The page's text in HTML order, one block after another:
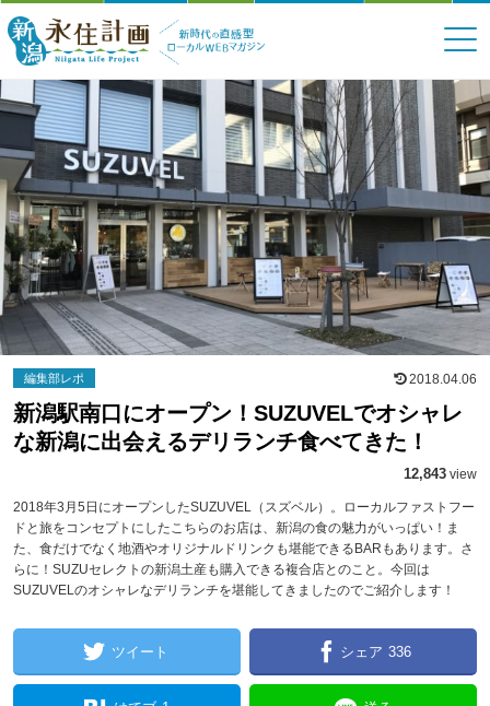
編集部レポ 2018.04.06
新潟駅南口にオープン！SUZUVELでオシャレ
な新潟に出会えるデリランチ食べてきた！
12,843 view
2018年3月5日にオープンしたSUZUVEL（スズベル）。ローカルファストフー
ドと旅をコンセプトにしたこちらのお店は、新潟の食の魅力がいっぱい！ま
た、食だけでなく地酒やオリジナルドリンクも堪能できるBARもあります。さ
らに！SUZUセレクトの新潟土産も購入できる複合店とのこと。今回は
SUZUVELのオシャレなデリランチを堪能してきましたのでご紹介します！
ツイート シェア 336